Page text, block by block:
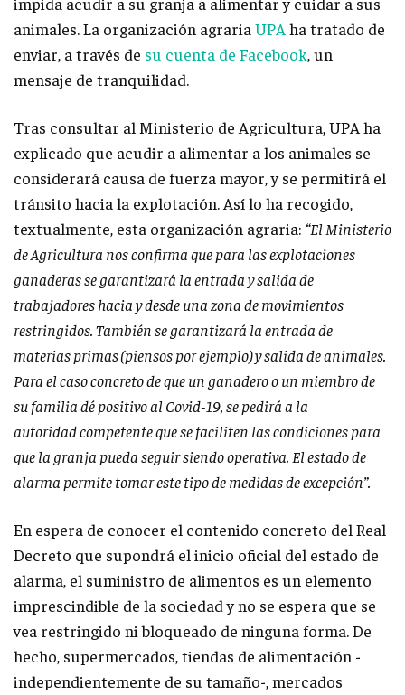
animales. La organización agraria UPA ha tratado de
enviar, a través de su cuenta de Facebook, un
mensaje de tranquilidad.
Tras consultar al Ministerio de Agricultura, UPA ha
explicado que acudir a alimentar a los animales se
considerará causa de fuerza mayor, y se permitirá el
tránsito hacia la explotación. Así lo ha recogido,
textualmente, esta organización agraria: “El Ministerio
de Agricultura nos confirma que para las explotaciones
ganaderas se garantizará la entrada y salida de
trabajadores hacia y desde una zona de movimientos
restringidos. También se garantizará la entrada de
materias primas (piensos por ejemplo) y salida de animales.
Para el caso concreto de que un ganadero o un miembro de
su familia dé positivo al Covid-19, se pedirá a la
autoridad competente que se faciliten las condiciones para
que la granja pueda seguir siendo operativa. El estado de
alarma permite tomar este tipo de medidas de excepción”.
En espera de conocer el contenido concreto del Real
Decreto que supondrá el inicio oficial del estado de
alarma, el suministro de alimentos es un elemento
imprescindible de la sociedad y no se espera que se
vea restringido ni bloqueado de ninguna forma. De
hecho, supermercados, tiendas de alimentación -
independientemente de su tamaño-, mercados